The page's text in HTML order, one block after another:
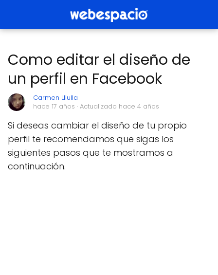
Como editar el diseño de
un perfil en Facebook
Carmen Lliulla
hace 17 años · Actualizado hace 4 años
Si deseas cambiar el diseño de tu propio
perfil te recomendamos que sigas los
siguientes pasos que te mostramos a
continuación.